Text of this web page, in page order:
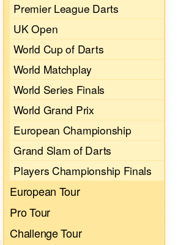
Premier League Darts
UK Open
World Cup of Darts
World Matchplay
World Series Finals
World Grand Prix
European Championship
Grand Slam of Darts
Players Championship Finals
European Tour
Pro Tour
Challenge Tour